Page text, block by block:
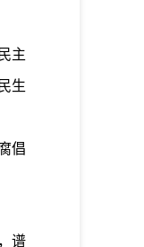
主
生
倡
谱